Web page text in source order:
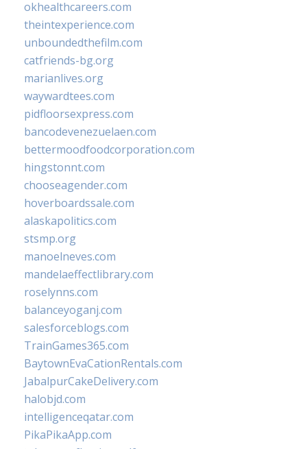
okhealthcareers.com
theintexperience.com
unboundedthefilm.com
catfriends-bg.org
marianlives.org
waywardtees.com
pidfloorsexpress.com
bancodevenezuelaen.com
bettermoodfoodcorporation.com
hingstonnt.com
chooseagender.com
hoverboardssale.com
alaskapolitics.com
stsmp.org
manoelneves.com
mandelaeffectlibrary.com
roselynns.com
balanceyoganj.com
salesforceblogs.com
TrainGames365.com
BaytownEvaCationRentals.com
JabalpurCakeDelivery.com
halobjd.com
intelligenceqatar.com
PikaPikaApp.com